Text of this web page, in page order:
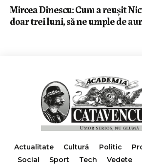
Mircea Dinescu: Cum a reușit
doar trei luni, să ne umple de
Actualitate Cultură Politic
Social
Sport Tech Vedete